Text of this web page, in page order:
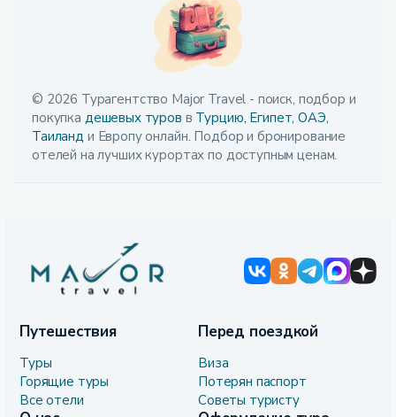
© 2026 Турагентство Major Travel - поиск, подбор и
покупка дешевых туров в Турцию, Египет, ОАЭ,
Таиланд и Европу онлайн. Подбор и бронирование
отелей на лучших курортах по доступным ценам.
Путешествия
Туры
Горящие туры
Все отели
Перед поездкой
Виза
Потерян паспорт
Советы туристу